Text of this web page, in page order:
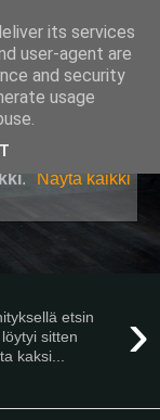
.
Näytä kaikki
›
etsin
sitten
kaksi...
its services
user-agent are
and security
usage